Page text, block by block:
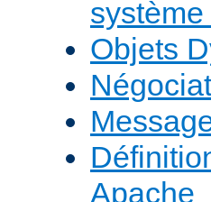
Objets
Apache